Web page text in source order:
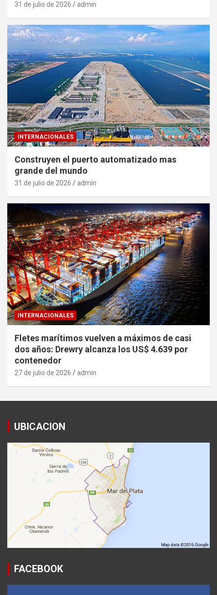
31 de julio de 2026 admin
INTERNACIONALES
Construyen el puerto automatizado mas
grande del mundo
31 de julio de 2026 admin
INTERNACIONALES
Fletes marítimos vuelven a máximos de casi
dos años: Drewry alcanza los US$ 4.639 por
contenedor
27 de julio de 2026 admin
UBICACION
FACEBOOK